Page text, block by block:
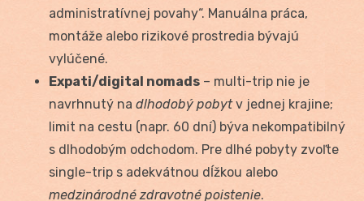
administratívnej povahy“. Manuálna práca,
montáže alebo rizikové prostredia bývajú
vylúčené.
Expati/digital nomads – multi-trip nie je
navrhnutý na dlhodobý pobytv jednej krajine;
limit na cestu (napr. 60 dní) býva nekompatibilný
s dlhodobým odchodom. Pre dlhé pobyty zvoľte
single-trip s adekvátnou dĺžkou alebo
medzinárodné zdravotné poistenie.